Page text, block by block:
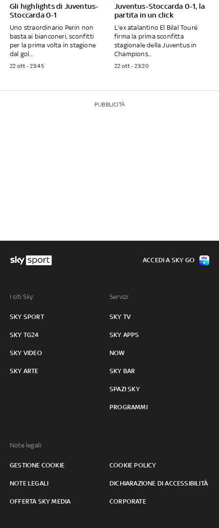
Gli highlights di Juventus-
Stoccarda 0-1
Uno straordinario Perin non
basta ai bianconeri, sconfitti
per la prima volta in stagione
dal gol...
22 ott - 23:45
Juventus-Stoccarda 0-1, la
partita in un click
L'ex atalantino El Bilal Touré
firma la prima sconfitta
stagionale della Juventus in
Champions...
22 ott - 23:20
PUBBLICITÀ
I siti Sky:
SKY SPORT
SKY TG24
SKY VIDEO
SKY ARTE
Servizi:
SKY TV
SKY APPS
NOW
SKY BAR
SPAZI SKY
PROGRAMMI
Note legali:
GESTIONE COOKIE COOKIE POLICY
NOTE LEGALI DICHIARAZIONE DI ACCESSIBILITÀ
OFFERTA SKY MEDIA CORPORATE
ACCEDI A SKY GO